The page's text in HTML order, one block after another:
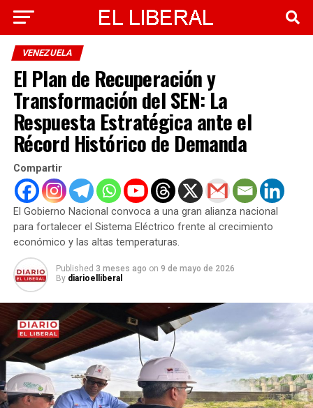
VENEZUELA
El Plan de Recuperación y
Transformación del SEN: La
Respuesta Estratégica ante el
Récord Histórico de Demanda
Compartir
El Gobierno Nacional convoca a una gran alianza nacional
para fortalecer el Sistema Eléctrico frente al crecimiento
económico y las altas temperaturas.
Published 3 meses ago on 9 de mayo de 2026
By diarioelliberal